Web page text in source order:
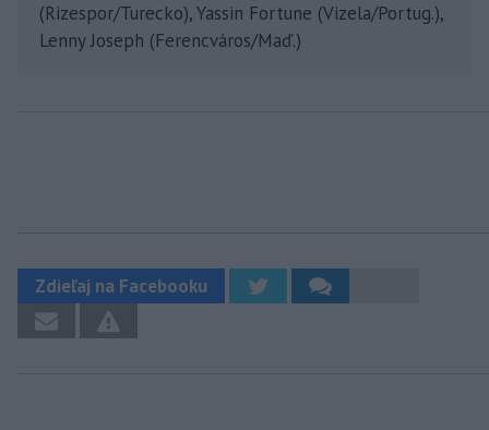
(Rizespor/Turecko), Yassin Fortune (Vizela/Portug.),
Lenny Joseph (Ferencváros/Maď.)
Zdieľaj na Facebooku